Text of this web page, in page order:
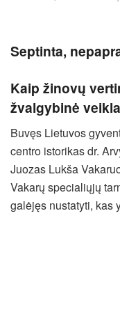
Septinta,
Kaip žinovų
žvalgybinė
Buvęs Lietuvos
centro istorikas dr.
Juozas Lukša
Vakarų specialiųjų
galėjęs nustatyti, kas